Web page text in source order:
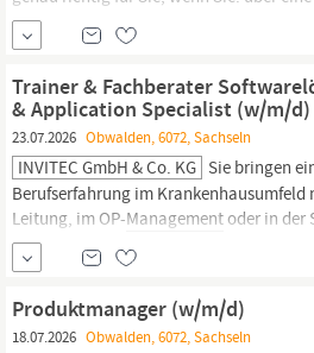
betriebswirtschaftliche Ausbildung mit
Chain
Management,
BWL sind von Vorteil.
Trainer & Fachberater
& Application Specialist (w/m/d)
23.07.2026 Obwalden, 6072, Sachseln
INVITEC GmbH & Co. KG Sie bringen
Berufserfahrung im Krankenhausumfeld
Leitung, im OP-Management oder in der
eines Klinikums) oder Sie haben im IT-
Softwaresystemen aus Anwendersicht
über ein sehr gutes Verständnis im
Produktmanager (w/m/d)
18.07.2026 Obwalden, 6072, Sachseln